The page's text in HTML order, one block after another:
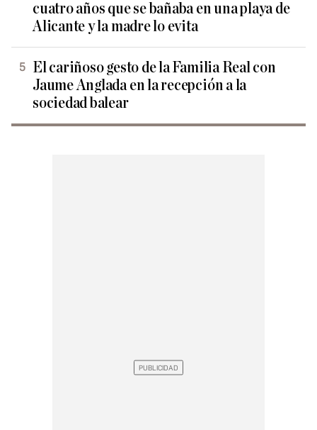
cuatro años que se bañaba en una playa de
Alicante y la madre lo evita
El cariñoso gesto de la Familia Real con
Jaume Anglada en la recepción a la
sociedad balear